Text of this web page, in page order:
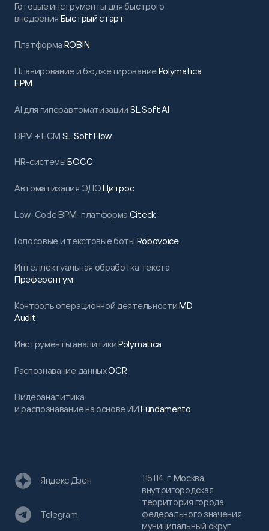
Готовые инструменты для быстрого
внедрения Быстрый старт
Платформа ROBIN
Планирование и бюджетированиеPolymatica
EPM
AI для гиперавтоматизации SL Soft AI
BPM + ECM SL Soft Flow
HR-системыБОСС
Автоматизация ЭДОЦитрос
Low-Code BPM-платформа Citeck
Голосовые и текстовые боты Robovoice
Интеллектуальная обработка текста
Преферентум
Контроль операционной деятельностиMD
Audit
Инструменты аналитикиPolymatica
Распознавание данныхOCR
Видеоаналитика
и распознавание на основе ИИFundamento
115114, г. Москва,
внутригородская
территория города
федерального значения
муниципальный округ
Яндекс Дзен
Telegram